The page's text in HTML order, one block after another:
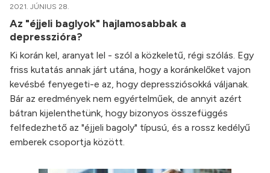
2021. JÚNIUS 28.
Az "éjjeli baglyok" hajlamosabbak a
depresszióra?
Ki korán kel, aranyat lel - szól a közkeletű, régi szólás. Egy
friss kutatás annak járt utána, hogy a koránkelőket vajon
kevésbé fenyegeti-e az, hogy depressziósokká váljanak.
Bár az eredmények nem egyértelműek, de annyit azért
bátran kijelenthetünk, hogy bizonyos összefüggés
felfedezhető az "éjjeli bagoly" típusú, és a rossz kedélyű
emberek csoportja között.